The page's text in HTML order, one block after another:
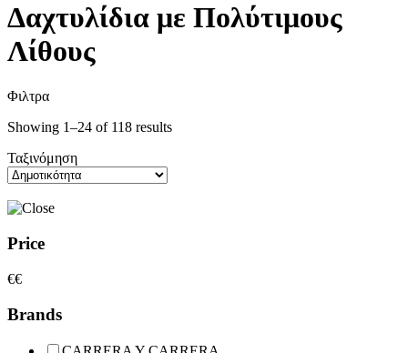
Δαχτυλίδια με Πολύτιμους
Λίθους
Φιλτρα
Showing 1–24 of 118 results
Ταξινόμηση
Price
€€
Brands